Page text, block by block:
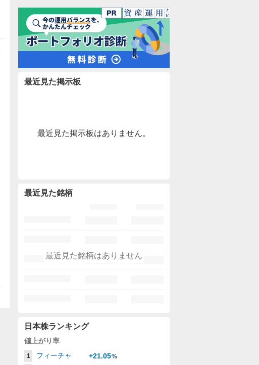
最近見た掲示板
最近見た掲示板はありません。
最近見た銘柄
最近見た銘柄はありません
日本株ランキング
値上がり率
1 フィーチャ +21.05%